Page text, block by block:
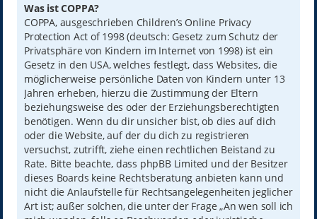
Was ist COPPA?
COPPA, ausgeschrieben Children’s Online Privacy
Protection Act of 1998 (deutsch: Gesetz zum Schutz der
Privatsphäre von Kindern im Internet von 1998) ist ein
Gesetz in den USA, welches festlegt, dass Websites, die
möglicherweise persönliche Daten von Kindern unter 13
Jahren erheben, hierzu die Zustimmung der Eltern
beziehungsweise des oder der Erziehungsberechtigten
benötigen. Wenn du dir unsicher bist, ob dies auf dich
oder die Website, auf der du dich zu registrieren
versuchst, zutrifft, ziehe einen rechtlichen Beistand zu
Rate. Bitte beachte, dass phpBB Limited und der Besitzer
dieses Boards keine Rechtsberatung anbieten kann und
nicht die Anlaufstelle für Rechtsangelegenheiten jeglicher
Art ist; außer solchen, die unter der Frage „An wen soll ich